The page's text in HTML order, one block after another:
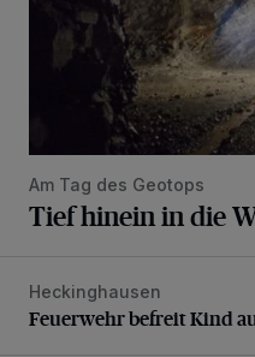
Am Tag des Geotops
Tief hinein in die
Feuerwehr befreit Kind
Heckinghausen
Feuerwehr befreit Kind